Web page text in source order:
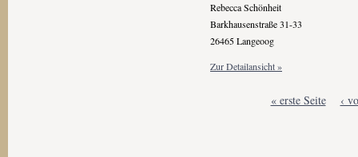
Rebecca Schönheit
Barkhausenstraße 31-33
26465 Langeoog
Zur Detailansicht »
« erste Seite ‹